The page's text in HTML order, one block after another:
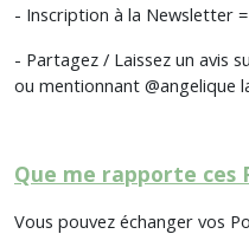
- Inscription à la Newsletter
- Partagez / Laissez un avis
ou mentionnant @angelique
Que me rapporte ces
Vous pouvez échanger vos